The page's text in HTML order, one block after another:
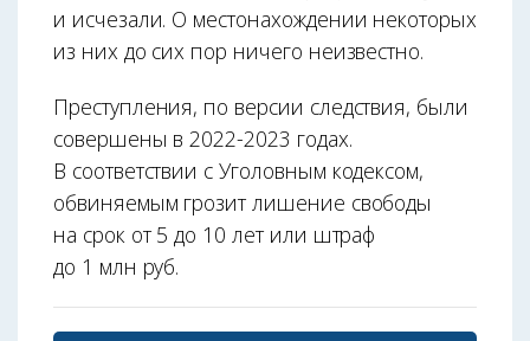
и исчезали. О местонахождении некоторых
из них до сих пор ничего неизвестно.
Преступления, по версии следствия, были
совершены в 2022-2023 годах.
В соответствии с Уголовным кодексом,
обвиняемым грозит лишение свободы
на срок от 5 до 10 лет или штраф
до 1 млн руб.